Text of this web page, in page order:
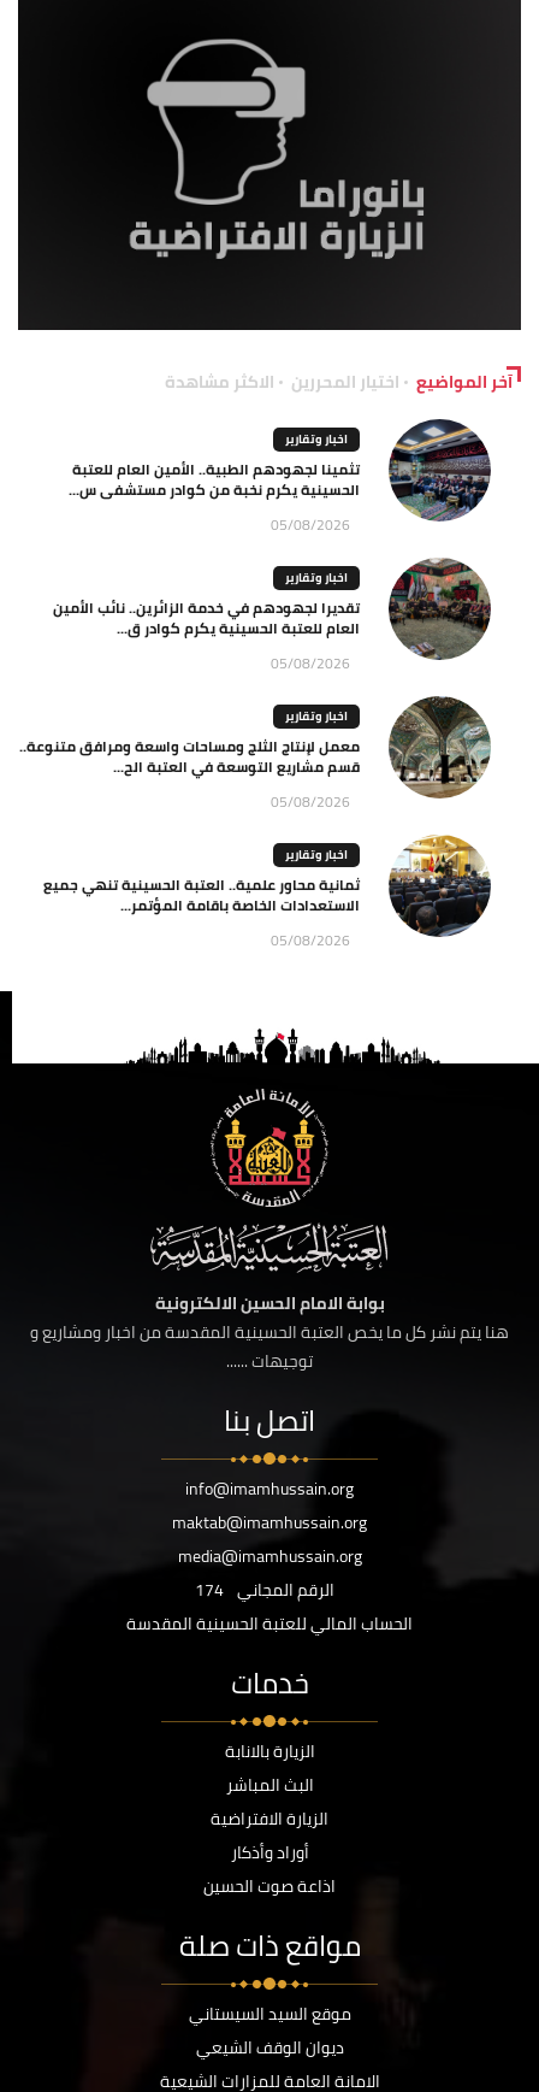
آخر المواضيع اختيار المحررين الاكثر مشاهدة
اخبار وتقارير
تثمينا لجهودهم الطبية.. الأمين العام للعتبة
الحسينية يكرم نخبة من كوادر مستشفى س...
05/08/2026
اخبار وتقارير
تقديرا لجهودهم في خدمة الزائرين.. نائب الأمين
العام للعتبة الحسينية يكرم كوادر ق...
05/08/2026
اخبار وتقارير
معمل لإنتاج الثلج ومساحات واسعة ومرافق متنوعة..
قسم مشاريع التوسعة في العتبة الح...
05/08/2026
اخبار وتقارير
ثمانية محاور علمية.. العتبة الحسينية تنهي جميع
الاستعدادات الخاصة باقامة المؤتمر...
05/08/2026
بوابة الامام الحسين الالكترونية
هنا يتم نشر كل ما يخص العتبة الحسينية المقدسة من اخبار ومشاريع و
توجيهات ......
اتصل بنا
info@imamhussain.org
maktab@imamhussain.org
media@imamhussain.org
الرقم المجاني 174
الحساب المالي للعتبة الحسينية المقدسة
خدمات
الزيارة بالانابة
البث المباشر
الزيارة الافتراضية
أوراد وأذكار
اذاعة صوت الحسين
مواقع ذات صلة
موقع السيد السيستاني
ديوان الوقف الشيعي
الامانة العامة للمزارات الشيعية